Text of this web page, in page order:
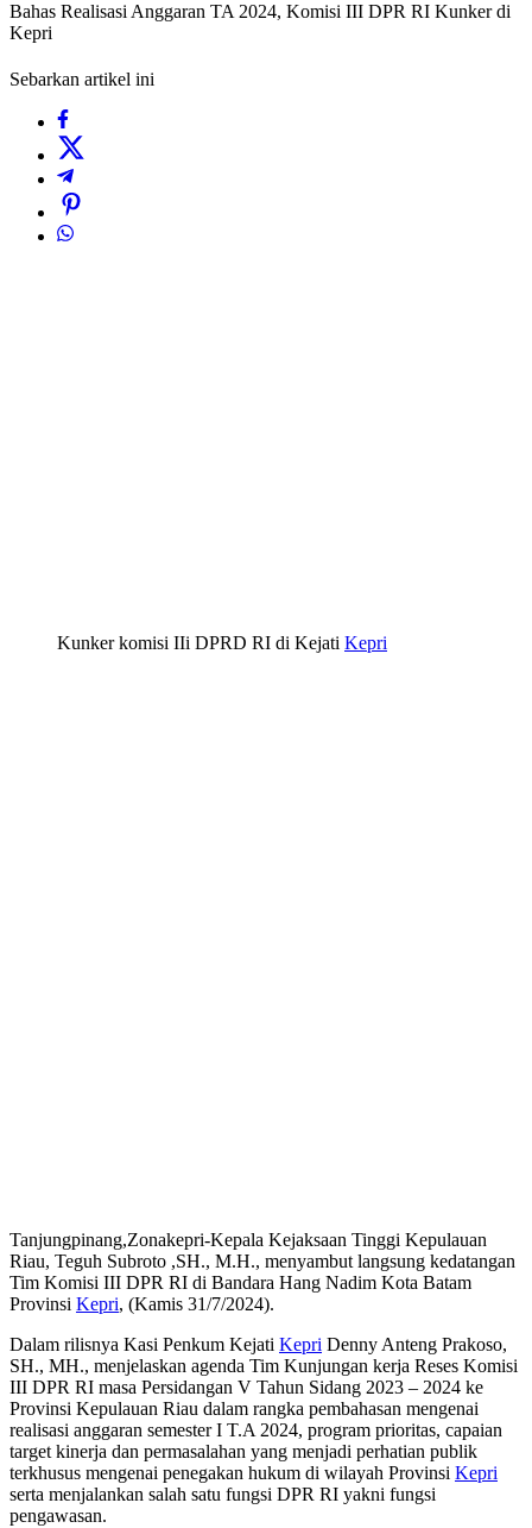
Bahas Realisasi Anggaran TA 2024, Komisi III DPR RI Kunker di
Kepri
Sebarkan artikel ini
Kunker komisi IIi DPRD RI di Kejati Kepri
Tanjungpinang,Zonakepri-Kepala Kejaksaan Tinggi Kepulauan
Riau, Teguh Subroto ,SH., M.H., menyambut langsung kedatangan
Tim Komisi III DPR RI di Bandara Hang Nadim Kota Batam
Provinsi Kepri, (Kamis 31/7/2024).
Dalam rilisnya Kasi Penkum Kejati Kepri Denny Anteng Prakoso,
SH., MH., menjelaskan agenda Tim Kunjungan kerja Reses Komisi
III DPR RI masa Persidangan V Tahun Sidang 2023 – 2024 ke
Provinsi Kepulauan Riau dalam rangka pembahasan mengenai
realisasi anggaran semester I T.A 2024, program prioritas, capaian
target kinerja dan permasalahan yang menjadi perhatian publik
terkhusus mengenai penegakan hukum di wilayah Provinsi Kepri
serta menjalankan salah satu fungsi DPR RI yakni fungsi
pengawasan.